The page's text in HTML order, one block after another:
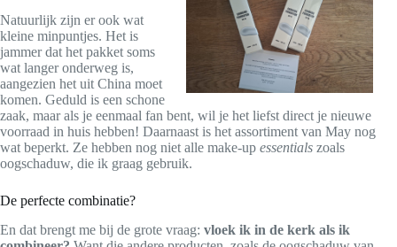
Natuurlijk zijn er ook wat
kleine minpuntjes. Het is
jammer dat het pakket soms
wat langer onderweg is,
aangezien het uit China moet
komen. Geduld is een schone
zaak, maar als je eenmaal fan bent, wil je het liefst direct je nieuwe
voorraad in huis hebben! Daarnaast is het assortiment van May nog
wat beperkt. Ze hebben nog niet alle make-up essentials zoals
oogschaduw, die ik graag gebruik.
De perfecte combinatie?
En dat brengt me bij de grote vraag: vloek ik in de kerk als ik